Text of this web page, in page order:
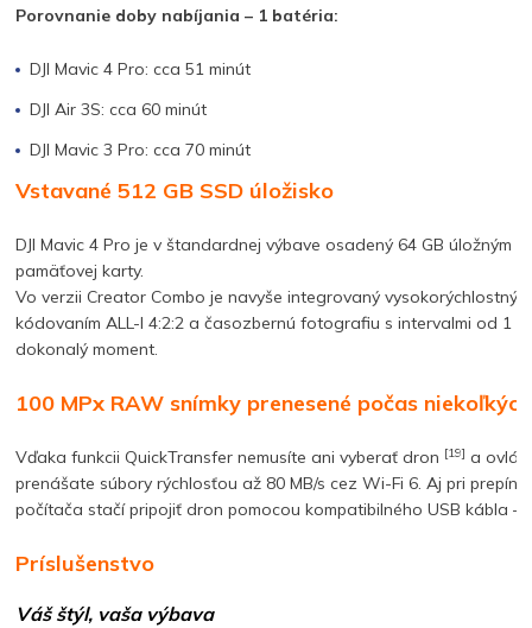
Porovnanie doby nabíjania – 1 batéria:
DJI Mavic 4 Pro: cca 51 minút
DJI Air 3S: cca 60 minút
DJI Mavic 3 Pro: cca 70 minút
Vstavané 512 GB SSD úložisko
DJI Mavic 4 Pro je v štandardnej výbave osadený 64 GB úložným
pamäťovej karty.
Vo verzii Creator Combo je navyše integrovaný vysokorýchlostný
kódovaním ALL-I 4:2:2 a časozbernú fotografiu s intervalmi od 1
dokonalý moment.
100 MPx RAW snímky prenesené počas
Vďaka funkcii QuickTransfer nemusíte ani vyberať dron [19] a
prenášate súbory rýchlosťou až 80 MB/s cez Wi-Fi 6. Aj pri
počítača stačí pripojiť dron pomocou kompatibilného USB kábla
Príslušenstvo
Váš štýl, vaša výbava